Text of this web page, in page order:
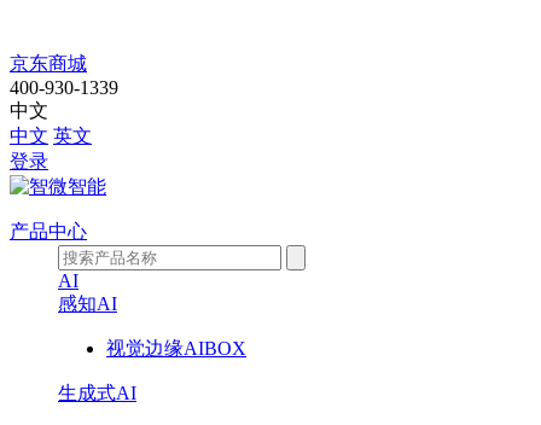
公
司
动
态
京东商城
400-930-1339
中文
中文 英文
登录
产品中心
AI
感知AI
视觉边缘AIBOX
生成式AI